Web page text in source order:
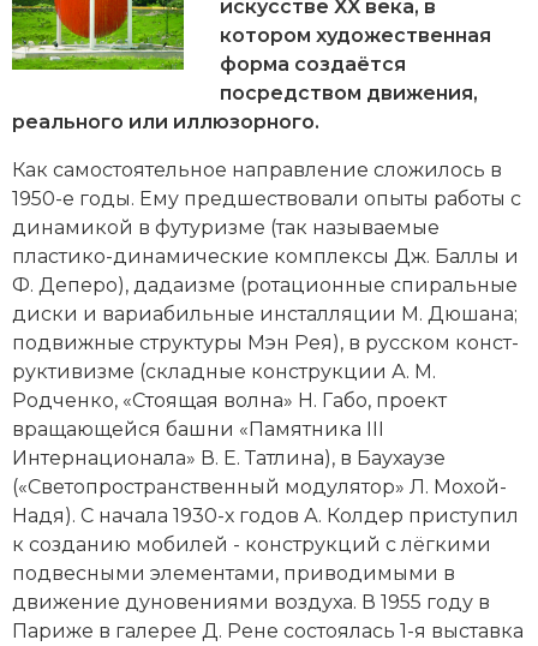
Генеалогия, геральдика
Государство и право
Империи
Историческая география и топонимика
История материальной и духовной культуры
История международных отношений
История, философия, теория и методология
исторического знания
Итория международных отношений
Латинская Америка
Новейшая история
искусстве XX века, в
котором художественная
форма создаётся
посредством движения,
реального или иллюзорного.
Как самостоятельное направление сложилось в
1950-е годы. Ему предшествовали опыты работы с
динамикой в футуризме (так называемые
пластико-динамические комплексы Дж. Баллы и
Ф. Деперо), да­да­из­ме (ро­та­ци­он­ные спи­раль­ные
дис­ки и ва­риа­биль­ные ин­стал­ля­ции М. Дю­ша­на;
под­виж­ные струк­ту­ры Мэн Рея), в русском кон­ст­
рук­ти­виз­ме (складные конструкции А. М.
Родченко, «Стоящая волна» Н. Габо, проект
вращающейся башни «Памятника III
Интернационала» В. Е. Татлина), в Баухаузе
(«Светопространственный модулятор» Л. Мохой-
Надя). С начала 1930-х годов А. Колдер приступил
к созданию мобилей - конструкций с лёгкими
подвесными элементами, приводимыми в
движение дуновениями воздуха. В 1955 году в
Париже в галерее Д. Рене состоялась 1-я выставка